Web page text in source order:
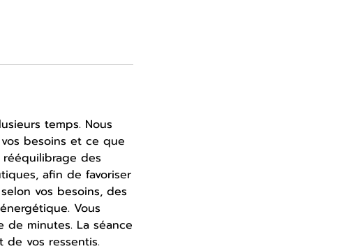
temps. Nous
besoins et ce que
des
afin de favoriser
vos besoins, des
Vous
minutes. La séance
vos ressentis.